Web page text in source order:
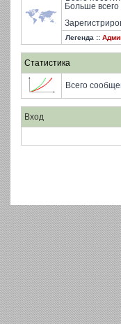
Больше
Легенда ::
Статистика
Всего
Вход